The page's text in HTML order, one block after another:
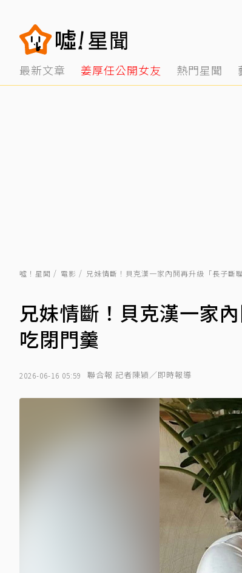
最新文章 姜厚任公開女友 熱門星聞
噓！星聞 電影 兄妹情斷！貝克漢一家內鬨再升級「長子斷
兄妹情斷！貝克漢一家
吃閉門羹
2026-06-16 05:59 聯合報 記者陳穎／即時報導